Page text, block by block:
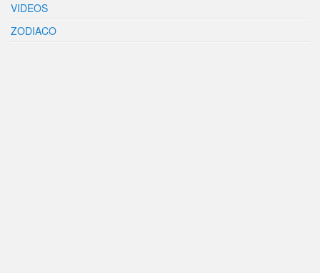
VIDEOS
ZODIACO